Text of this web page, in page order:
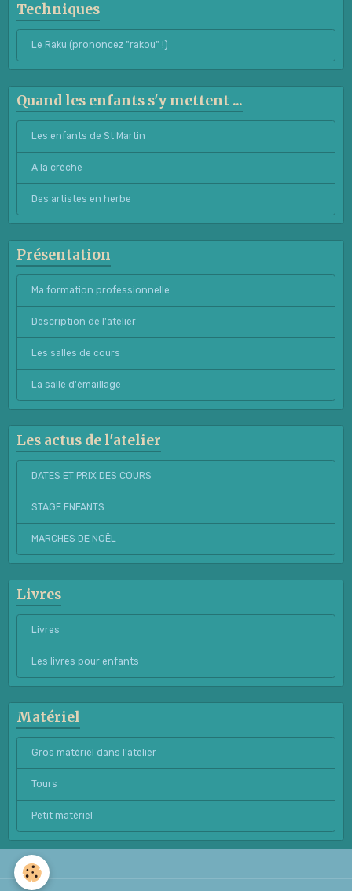
Techniques
Le Raku (prononcez "rakou" !)
Quand les enfants s'y mettent ...
Les enfants de St Martin
A la crèche
Des artistes en herbe
Présentation
Ma formation professionnelle
Description de l'atelier
Les salles de cours
La salle d'émaillage
Les actus de l'atelier
DATES ET PRIX DES COURS
STAGE ENFANTS
MARCHES DE NOËL
Livres
Livres
Les livres pour enfants
Matériel
Gros matériel dans l'atelier
Tours
Petit matériel